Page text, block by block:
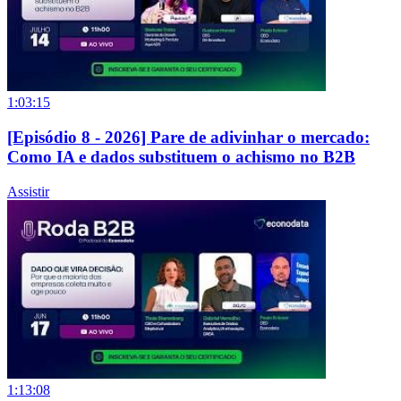
1:03:15
[Episódio 8 - 2026] Pare de adivinhar o mercado:
Como IA e dados substituem o achismo no B2B
Assistir
1:13:08